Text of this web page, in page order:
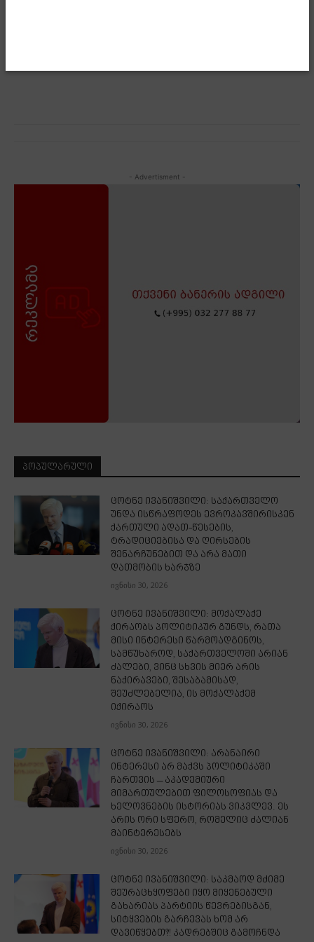
- Advertisment -
ᲞᲝᲞᲣᲚᲐᲠᲣᲚᲘ
ცოტნე ივანიშვილი: საქართველო
უნდა ისწრაფოდეს ევროკავშირისკენ
ქართული ადათ-წესების,
ტრადიციებისა და ღირსების
შენარჩუნებით და არა მათი
დათმობის ხარჯზე
ივნისი 30, 2026
ცოტნე ივანიშვილი: მოქალაქე
ქირაობს პოლიტიკურ გუნდს, რათა
მისი ინტერესი წარმოადგინოს,
სამწუხაროდ, საქართველოში არიან
ძალები, ვინც სხვის მიერ არის
ნაქირავები, შესაბამისად,
შეუძლებელია, ის მოქალაქემ
იქირაოს
ივნისი 30, 2026
ცოტნე ივანიშვილი: არანაირი
ინტერესი არ მაქვს პოლიტიკაში
ჩართვის – აკადემიური
მიმართულებით ფილოსოფიას და
ხელოვნების ისტორიას ვიკვლევ. ეს
არის ორი სფერო, რომელიც ძალიან
მაინტერესებს
ივნისი 30, 2026
ცოტნე ივანიშვილი: საკმაოდ მძიმე
შეურაცხყოფები იყო მიყენებული
გახარიას პარტიის წევრებისგან,
სიტყვების გარჩევას ხომ არ
დავიწყებთ?! კადრებშიც გამოჩნდა